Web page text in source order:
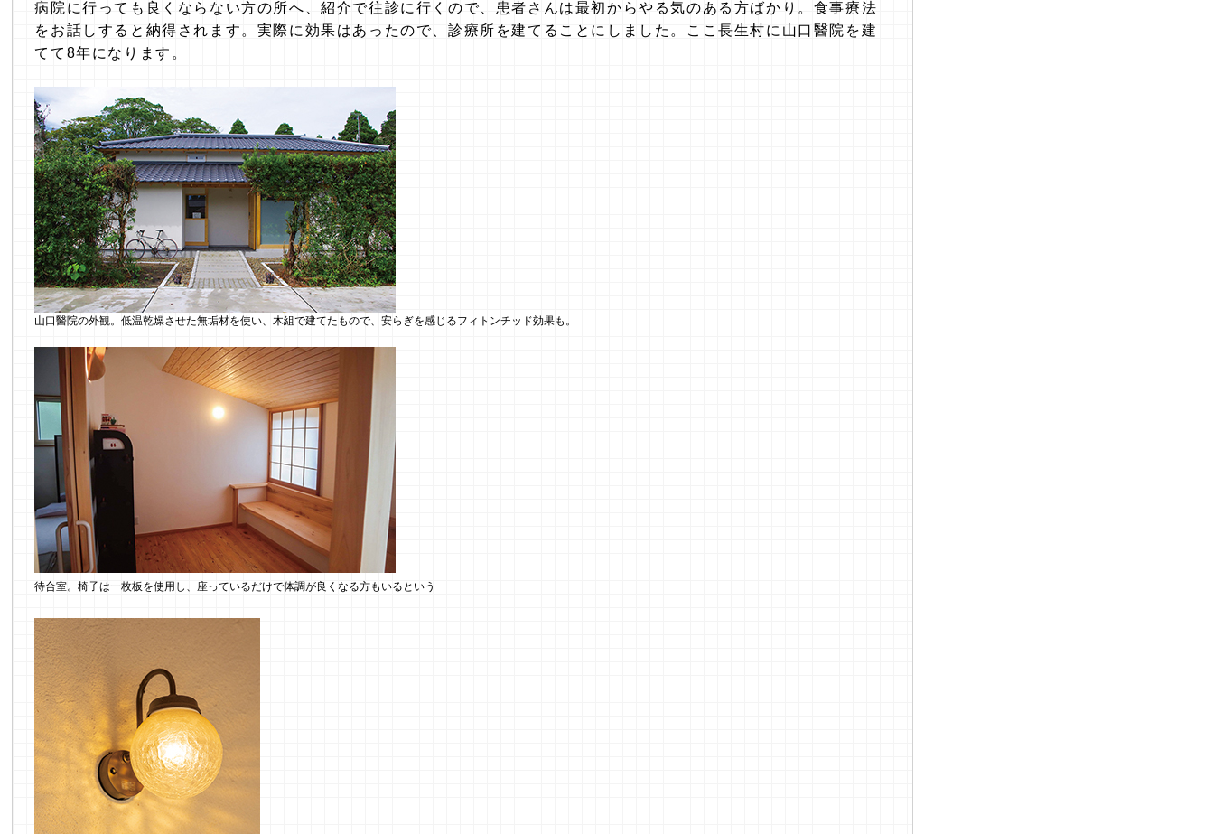
病院に行っても良くならない方の所へ、紹介で往診に行くので、患者さんは最初からやる気のある方ばかり。食事療法
をお話しすると納得されます。実際に効果はあったので、診療所を建てることにしました。ここ長生村に山口醫院を建
てて8年になります。
山口醫院の外観。低温乾燥させた無垢材を使い、木組で建てたもので、安らぎを感じるフィトンチッド効果も。
待合室。椅子は一枚板を使用し、座っているだけで体調が良くなる方もいるという